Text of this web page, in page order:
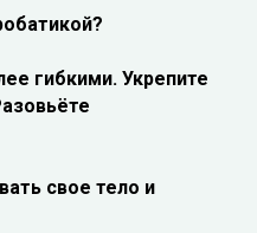
гибкими. Укрепите
свое тело и